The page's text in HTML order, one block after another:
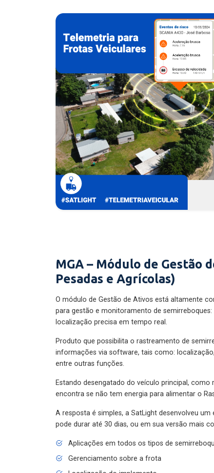
MGA – Módulo de Gestão
Pesadas e Agrícolas)
O módulo de Gestão de Ativos está altamente
para gestão e monitoramento de
localização precisa em tempo real.
Produto que possibilita o rastreamento de
informações via software, tais como:
entre outras funções.
Estando desengatado do veículo principal, como
encontra se não tem energia para alimentar o
A resposta é simples, a SatLight desenvolveu
pode durar até 30 dias, ou em sua versão mais
Aplicações em todos os tipos de
Gerenciamento sobre a frota
Localização do implemento